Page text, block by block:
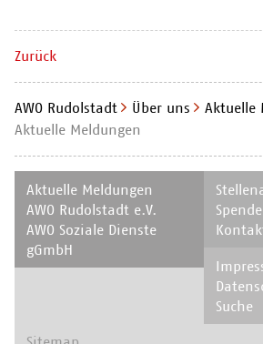
Zurück
AWO Rudolstadt Über uns
Aktuelle
Aktuelle Meldungen
Navigation
überspringen
Aktuelle Meldungen
AWO Rudolstadt e.V.
AWO Soziale Dienste
gGmbH
Suche